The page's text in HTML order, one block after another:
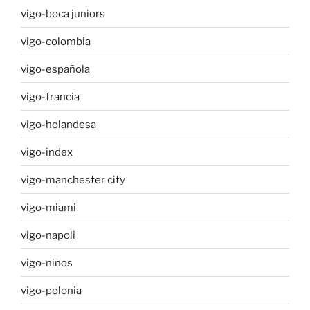
vigo-boca juniors
vigo-colombia
vigo-española
vigo-francia
vigo-holandesa
vigo-index
vigo-manchester city
vigo-miami
vigo-napoli
vigo-niños
vigo-polonia